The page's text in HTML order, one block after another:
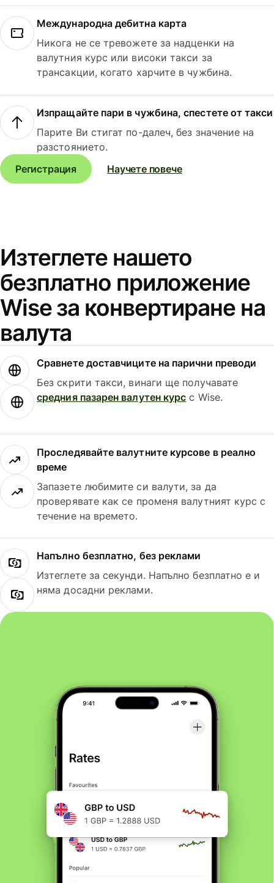
Международна дебитна карта
Никога не се тревожете за надценки на
валутния курс или високи такси за
трансакции, когато харчите в чужбина.
Изпращайте пари в чужбина, спестете от такси
Парите Ви стигат по-далеч, без значение на
разстоянието.
Регистрация
Научете повече
Изтеглете нашето
безплатно приложение
Wise за конвертиране на
валута
Сравнете доставчиците на парични преводи
Без скрити такси, винаги ще получавате
средния пазарен валутен курс с Wise.
Проследявайте валутните курсове в реално
време
Запазете любимите си валути, за да
проверявате как се променя валутният курс с
течение на времето.
Напълно безплатно, без реклами
Изтеглете за секунди. Напълно безплатно е и
няма досадни реклами.